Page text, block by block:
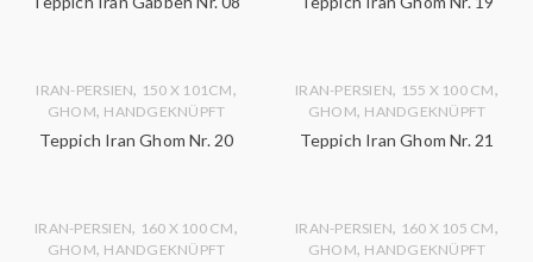
IRAN-PERSIEN, 150 X 101CM,
GHOM, HANDGEKNÜPFT
Teppich Iran Ghom Nr. 20
IRAN-PERSIEN, 155 X 100 CM,
GHOM, HANDGEKNÜPFT
Teppich Iran Ghom Nr. 21
IRAN-PERSIEN, 160 X 100 CM,
GHOM, HANDGEKNÜPFT
IRAN-PERSIEN, 160 X 105 CM,
GHOM, HANDGEKNÜPFT